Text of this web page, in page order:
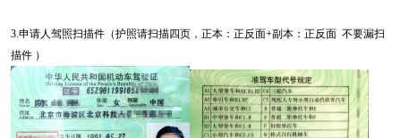
3.申请人驾照扫描件（护照请扫描四页，正本：正反面+副本：正反面 不要漏扫
描件 ）